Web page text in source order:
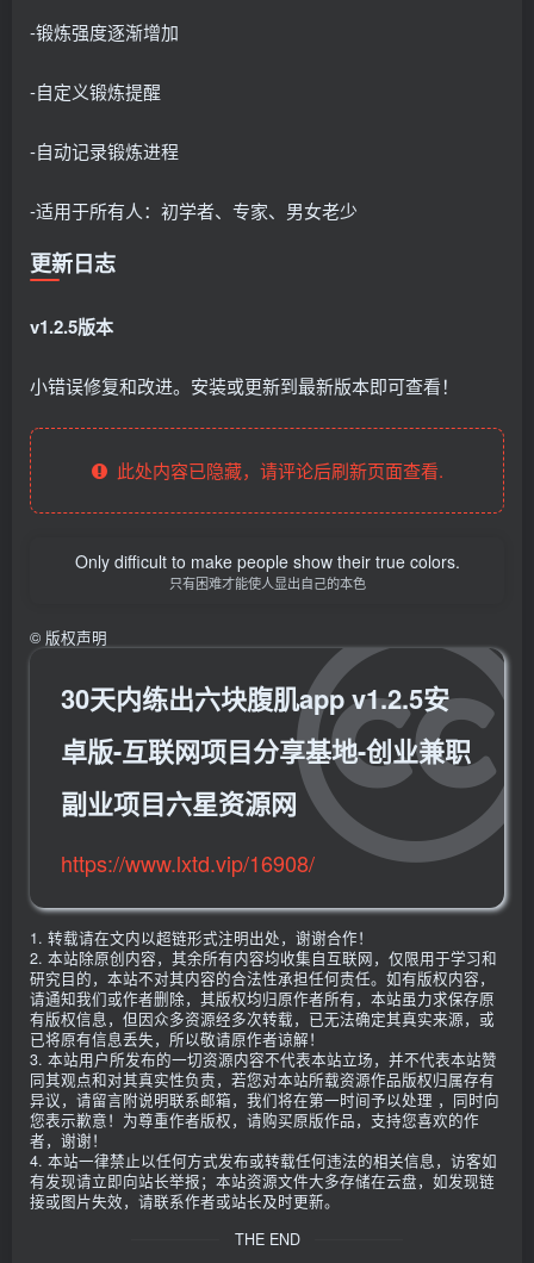
-锻炼强度逐渐增加
-自定义锻炼提醒
-自动记录锻炼进程
-适用于所有人：初学者、专家、男女老少
更新日志
v1.2.5版本
小错误修复和改进。安装或更新到最新版本即可查看！
此处内容已隐藏，请评论后刷新页面查看.
Only difficult to make people show their true colors.
只有困难才能使人显出自己的本色
© 版权声明
30天内练出六块腹肌app v1.2.5安
卓版-互联网项目分享基地-创业兼职
副业项目六星资源网
https://www.lxtd.vip/16908/
1. 转载请在文内以超链形式注明出处，谢谢合作！
2. 本站除原创内容，其余所有内容均收集自互联网，仅限用于学习和
研究目的，本站不对其内容的合法性承担任何责任。如有版权内容，
请通知我们或作者删除，其版权均归原作者所有，本站虽力求保存原
有版权信息，但因众多资源经多次转载，已无法确定其真实来源，或
已将原有信息丢失，所以敬请原作者谅解！
3. 本站用户所发布的一切资源内容不代表本站立场，并不代表本站赞
同其观点和对其真实性负责，若您对本站所载资源作品版权归属存有
异议，请留言附说明联系邮箱，我们将在第一时间予以处理 ，同时向
您表示歉意！为尊重作者版权，请购买原版作品，支持您喜欢的作
者，谢谢！
4. 本站一律禁止以任何方式发布或转载任何违法的相关信息，访客如
有发现请立即向站长举报；本站资源文件大多存储在云盘，如发现链
接或图片失效，请联系作者或站长及时更新。
THE END